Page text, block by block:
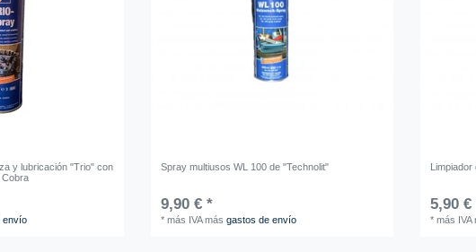
y lubricación "Trio" con
Cobra
envío
Spray multiusos WL 100 de "Technolit"
9,90 € *
*más IVAmásgastos de envío
5,90 €
*más IVA